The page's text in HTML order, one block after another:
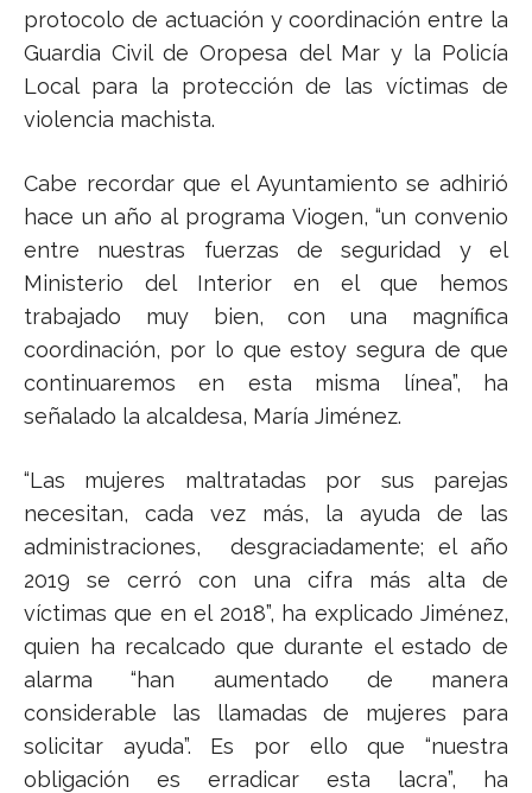
protocolo de actuación y coordinación entre la
Guardia Civil de Oropesa del Mar y la Policía
Local para la protección de las víctimas de
violencia machista.
Cabe recordar que el Ayuntamiento se adhirió
hace un año al programa Viogen, “un convenio
entre nuestras fuerzas de seguridad y el
Ministerio del Interior en el que hemos
trabajado muy bien, con una magnífica
coordinación, por lo que estoy segura de que
continuaremos en esta misma línea”, ha
señalado la alcaldesa, María Jiménez.
“Las mujeres maltratadas por sus parejas
necesitan, cada vez más, la ayuda de las
administraciones, desgraciadamente; el año
2019 se cerró con una cifra más alta de
víctimas que en el 2018”, ha explicado Jiménez,
quien ha recalcado que durante el estado de
alarma “han aumentado de manera
considerable las llamadas de mujeres para
solicitar ayuda”. Es por ello que “nuestra
obligación es erradicar esta lacra”, ha